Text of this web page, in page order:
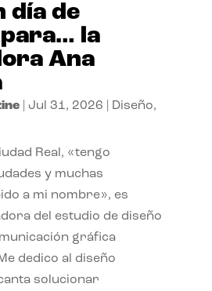
día de
la
Ana
| Jul 31, 2026 Diseño,
Real, «tengo
y muchas
a mi nombre», es
del estudio de diseño
gráfica
dedico al diseño
solucionar